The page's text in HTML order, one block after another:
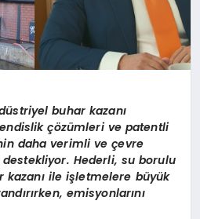
buhar kazanı
çözümleri ve patentli
daha verimli ve çevre
Hederli, su borulu
kazanı ile işletmelere büyük
emisyonlarını